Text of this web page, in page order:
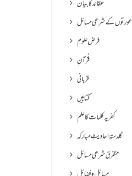
عقائد کا بیان
عورتوں کے شرعی مسائل
فرض علوم
قُرآنِ
قربانی
کتابیں
کفریہ کلمات کا علم
گلدستۂ احادیثِ مبارکہ
متفرق شرعی مسائل